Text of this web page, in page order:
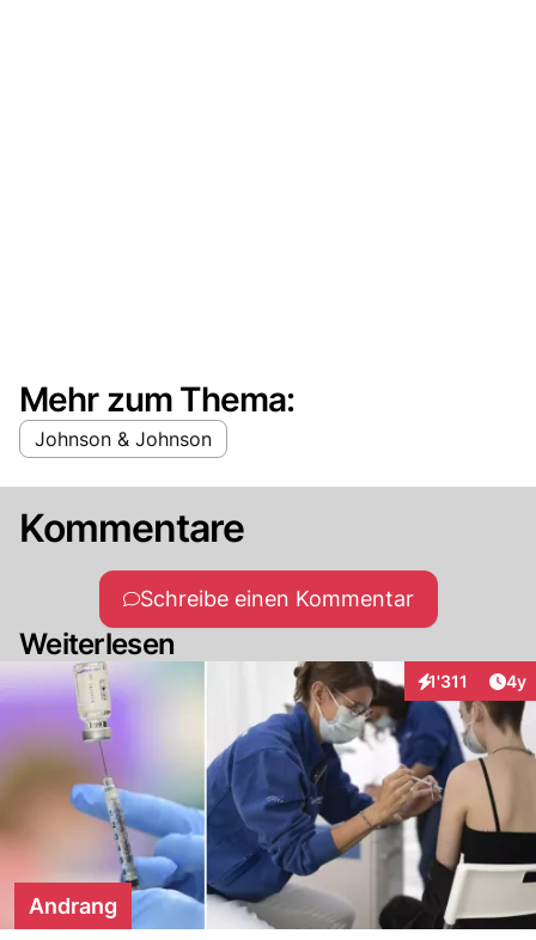
Mehr zum Thema:
Johnson & Johnson
Kommentare
Schreibe einen Kommentar
Weiterlesen
1'311
Interaktionen4y
Andrang